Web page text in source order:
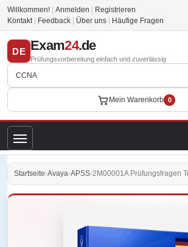
Willkommen! Anmelden
Registrieren
Kontakt
Feedback Über uns Häufige Fragen
DE Exam24.de
Prüfungsvorbereitung einfach und zuverlässig
Mein Warenkorb 0
Startseite›Avaya›APSS›2M00001A Prüfungsfragen